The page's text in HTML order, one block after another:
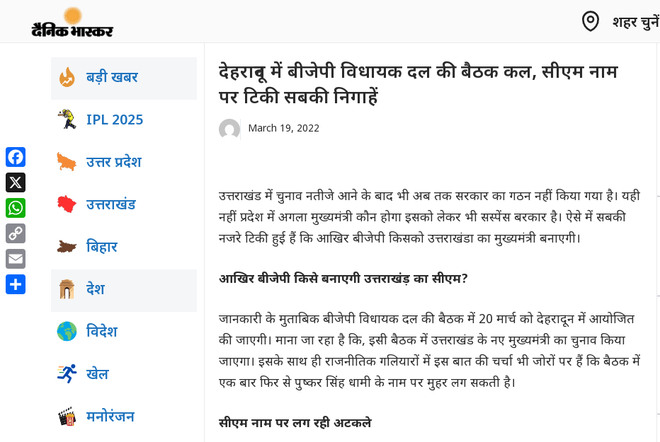
शहर चुनें
देहरादून में बीजेपी विधायक दल की बैठक कल, सीएम नाम
पर टिकी सबकी निगाहें
March 19, 2022
उत्तराखंड में चुनाव नतीजे आने के बाद भी अब तक सरकार का गठन नहीं किया गया है। यही
नहीं प्रदेश में अगला मुख्यमंत्री कौन होगा इसको लेकर भी सस्पेंस बरकार है। ऐसे में सबकी
नजरे टिकी हुई हैं कि आखिर बीजेपी किसको उत्तराखंडा का मुख्यमंत्री बनाएगी।
आखिर बीजेपी किसे बनाएगी उत्तराखंड़ का सीएम?
जानकारी के मुताबिक बीजेपी विधायक दल की बैठक में 20 मार्च को देहरादून में आयोजित
की जाएगी। माना जा रहा है कि, इसी बैठक में उत्तराखंड के नए मुख्यमंत्री का चुनाव किया
जाएगा। इसके साथ ही राजनीतिक गलियारों में इस बात की चर्चा भी जोरों पर हैं कि बैठक में
एक बार फिर से पुष्कर सिंह धामी के नाम पर मुहर लग सकती है।
सीएम नाम पर लग रही अटकले
बड़ी खबर
IPL 2025
उत्तर प्रदेश
उत्तराखंड
बिहार
देश
विदेश
खेल
मनोरंजन
Facebook
X
WhatsApp
Copy
Link
Email